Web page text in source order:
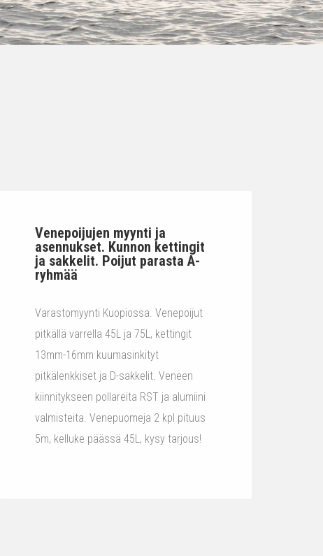
Venepoijujen myynti ja
asennukset. Kunnon kettingit
ja sakkelit. Poijut parasta A-
ryhmää
Varastomyynti Kuopiossa. Venepoijut
pitkällä varrella 45L ja 75L, kettingit
13mm-16mm kuumasinkityt
pitkälenkkiset ja D-sakkelit. Veneen
kiinnitykseen pollareita RST ja alumiini
valmisteita. Venepuomeja 2 kpl pituus
5m, kelluke päässä 45L, kysy tarjous!